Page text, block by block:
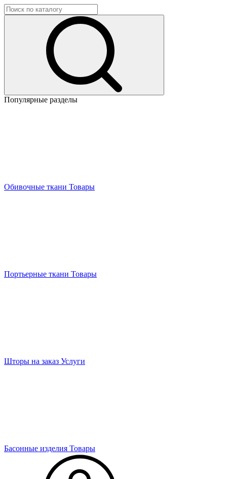
Популярные разделы
Обивочные ткани Товары
Портьерные ткани Товары
Шторы на заказ Услуги
Басонные изделия Товары